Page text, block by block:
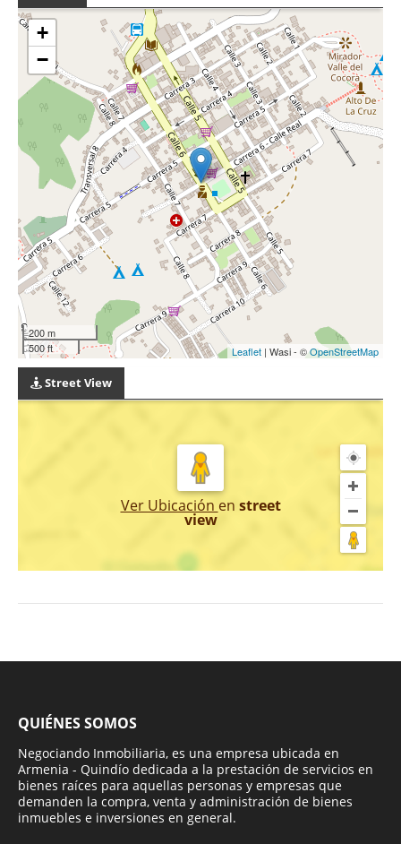
+
−
200 m
500 ft
Leaflet | Wasi - ©OpenStreetMap
Street View
Ver Ubicación en street
view
QUIÉNES SOMOS
Negociando Inmobiliaria, es una empresa ubicada en
Armenia - Quindío dedicada a la prestación de servicios en
bienes raíces para aquellas personas y empresas que
demanden la compra, venta y administración de bienes
inmuebles e inversiones en general.